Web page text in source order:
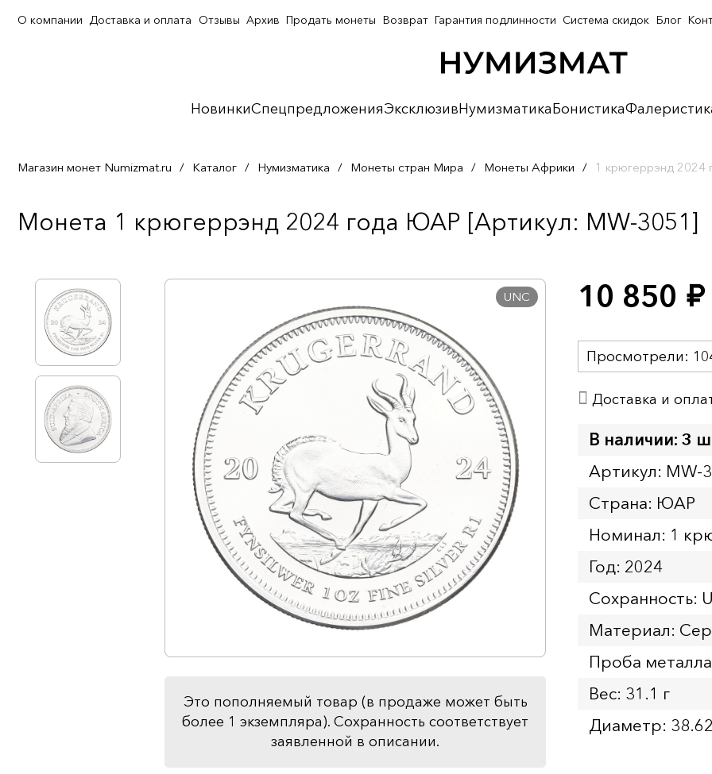
НовинкиСпецпредложенияЭксклюзивНумизматикаБонистика
О компании Доставка и оплата Отзывы Архив Продать монеты Возврат Гарантия подлинности Система скидок Блог
Магазин монет Numizmat.ru / Каталог / Нумизматика / Монеты стран Мира / Монеты Африки / 1 крюгеррэнд
Монета 1 крюгеррэнд 2024 года ЮАР [Артикул: MW-3051]
UNC
Это пополняемый товар (в продаже может быть
более 1 экземпляра). Сохранность соответствует
заявленной в описании.
10 850 руб.
Просмотрели:
Доставка и
В наличии: 3
Артикул: MW-
Страна: ЮАР
Номинал: 1
Год: 2024
Сохранность:
Материал:
Проба
Вес: 31.1 г
Диаметр: